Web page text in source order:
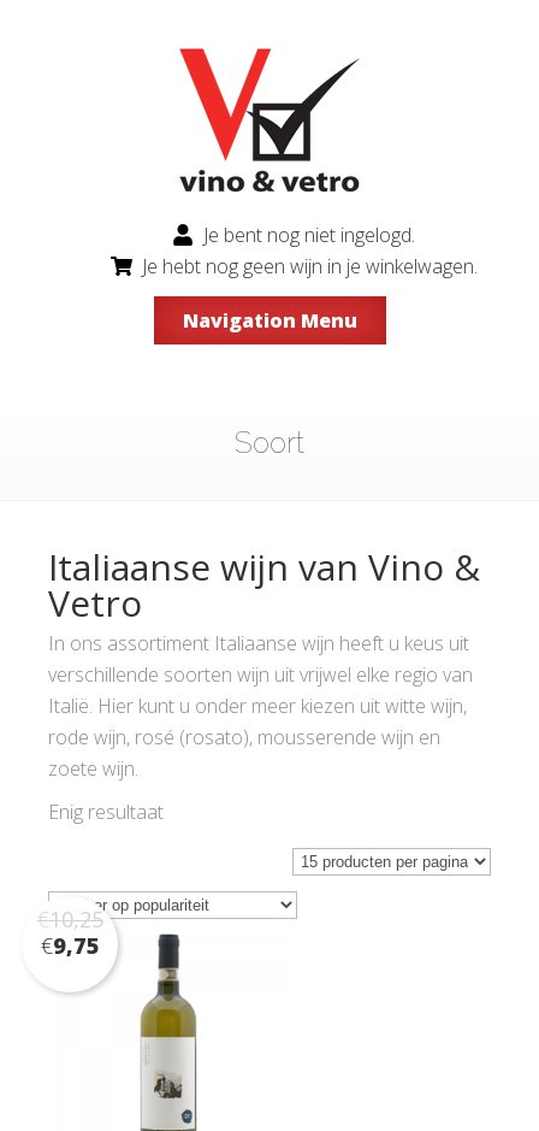
Je bent nog niet ingelogd.
Je hebt nog geen wijn in je winkelwagen.
Navigation Menu
Soort
Italiaanse wijn van Vino &
Vetro
In ons assortiment Italiaanse wijn heeft u keus uit
verschillende soorten wijn uit vrijwel elke regio van
Italië. Hier kunt u onder meer kiezen uit witte wijn,
rode wijn, rosé (rosato), mousserende wijn en
zoete wijn.
Enig resultaat
€10,25
€9,75